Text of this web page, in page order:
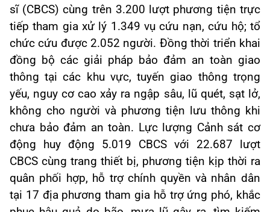
sĩ (CBCS) cùng trên 3.200 lượt phương tiện trực
tiếp tham gia xử lý 1.349 vụ cứu nạn, cứu hộ; tổ
chức cứu được 2.052 người. Đồng thời triển khai
đồng bộ các giải pháp bảo đảm an toàn giao
thông tại các khu vực, tuyến giao thông trọng
yếu, nguy cơ cao xảy ra ngập sâu, lũ quét, sạt lở,
không cho người và phương tiện lưu thông khi
chưa bảo đảm an toàn. Lực lượng Cảnh sát cơ
động huy động 5.019 CBCS với 22.687 lượt
CBCS cùng trang thiết bị, phương tiện kịp thời ra
quân phối hợp, hỗ trợ chính quyền và nhân dân
tại 17 địa phương tham gia hỗ trợ ứng phó, khắc